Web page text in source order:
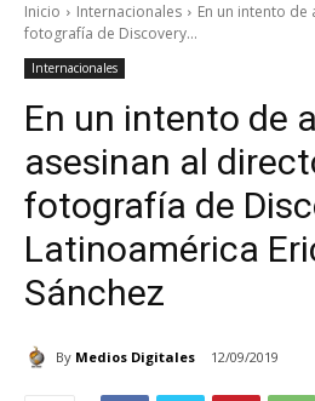
Inicio Internacionales
En un intento
fotografía de Discovery...
Internacionales
En un intento de
asesinan al
fotografía de
Latinoamérica
Sánchez
By Medios Digitales 12/09/2019